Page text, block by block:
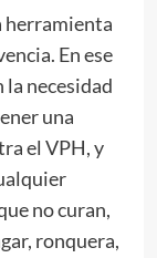
herramienta
En ese
la necesidad
una
el VPH, y
no curan,
ronquera,